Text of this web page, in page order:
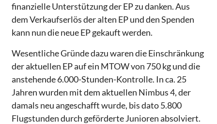
finanzielle Unterstützung der EP zu danken. Aus
dem Verkaufserlös der alten EP und den Spenden
kann nun die neue EP gekauft werden.
Wesentliche Gründe dazu waren die Einschränkung
der aktuellen EP auf ein MTOW von 750 kg und die
anstehende 6.000-Stunden-Kontrolle. In ca. 25
Jahren wurden mit dem aktuellen Nimbus 4, der
damals neu angeschafft wurde, bis dato 5.800
Flugstunden durch geförderte Junioren absolviert.